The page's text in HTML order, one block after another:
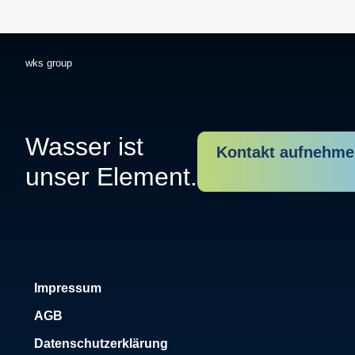
wks group
Wasser ist
unser Element.
Kontakt
Impressum
AGB
Datenschutzerklärung